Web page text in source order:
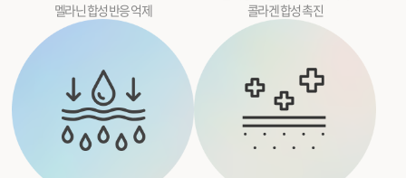
멜라닌 합성 반응 억제
콜라겐 합성 촉진